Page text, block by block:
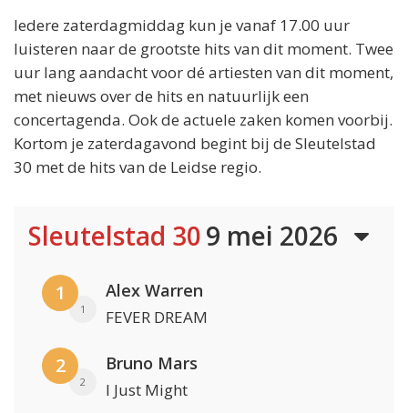
Iedere zaterdagmiddag kun je vanaf 17.00 uur
luisteren naar de grootste hits van dit moment. Twee
uur lang aandacht voor dé artiesten van dit moment,
met nieuws over de hits en natuurlijk een
concertagenda. Ook de actuele zaken komen voorbij.
Kortom je zaterdagavond begint bij de Sleutelstad
30 met de hits van de Leidse regio.
Sleutelstad 309 mei 2026
1
1
Alex Warren
FEVER DREAM
2
2
Bruno Mars
I Just Might